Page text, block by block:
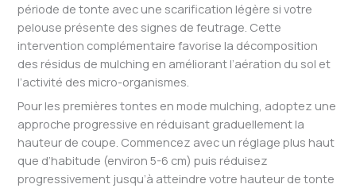
période de tonte avec une scarification légère si votre
pelouse présente des signes de feutrage. Cette
intervention complémentaire favorise la décomposition
des résidus de mulching en améliorant l’aération du sol et
l’activité des micro-organismes.
Pour les premières tontes en mode mulching, adoptez une
approche progressive en réduisant graduellement la
hauteur de coupe. Commencez avec un réglage plus haut
que d’habitude (environ 5-6 cm) puis réduisez
progressivement jusqu’à atteindre votre hauteur de tonte